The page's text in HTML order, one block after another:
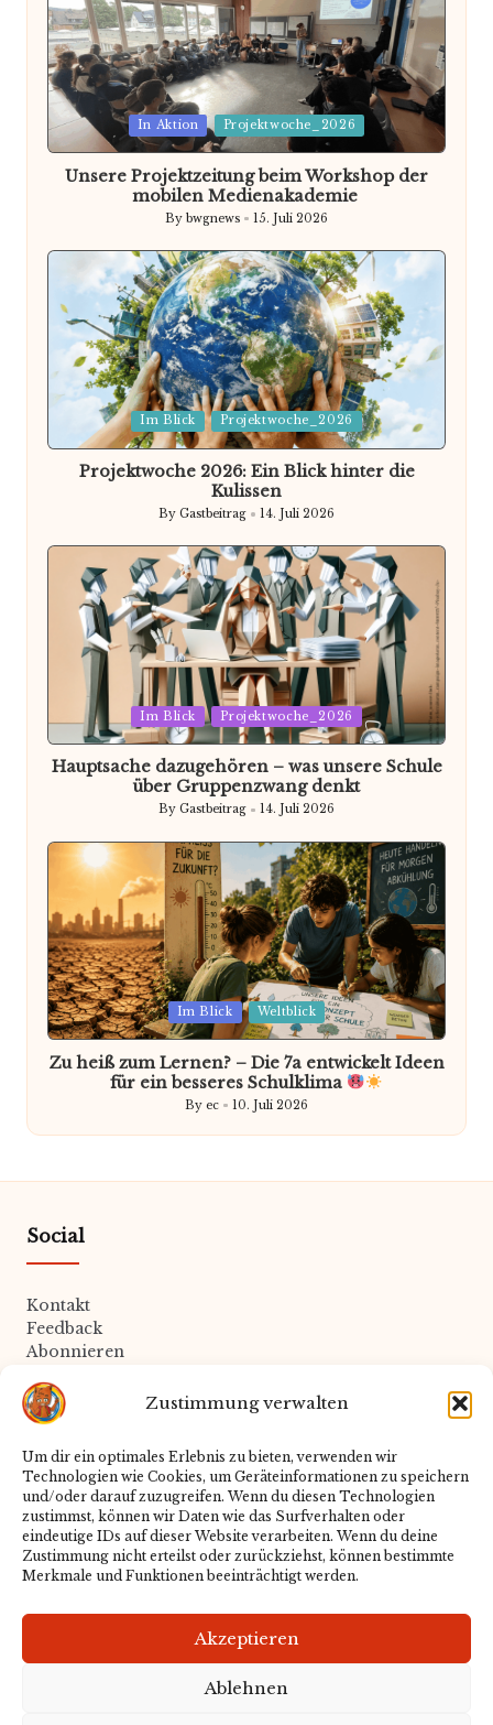
Zustimmung verwalten
Um dir ein optimales Erlebnis zu bieten, verwenden wir
Technologien wie Cookies, um Geräteinformationen zu speichern
und/oder darauf zuzugreifen. Wenn du diesen Technologien
zustimmst, können wir Daten wie das Surfverhalten oder
eindeutige IDs auf dieser Website verarbeiten. Wenn du deine
Zustimmung nicht erteilst oder zurückziehst, können bestimmte
Merkmale und Funktionen beeinträchtigt werden.
Akzeptieren
Ablehnen
Posted
In Aktion Projektwoche_2026
Unsere Projektzeitung beim Workshop der
mobilen Medienakademie
Posted
By bwgnews 15. Juli 2026
Posted
Im Blick Projektwoche_2026
Projektwoche 2026: Ein Blick hinter die
Kulissen
Posted
by
By Gastbeitrag 14. Juli 2026
Posted
Im Blick Projektwoche_2026
Hauptsache dazugehören – was unsere Schule
über Gruppenzwang denkt
Posted
By Gastbeitrag 14. Juli 2026
Posted
in
Im Blick Weltblick
Zu heiß zum Lernen? – Die 7a entwickelt Ideen
für ein besseres Schulklima
Posted
by
By ec 10. Juli 2026
Social
Kontakt
Feedback
Abonnieren
Rechtliches
Datenschutz
Impressum
Cookie-Richtlinie
Redaktion